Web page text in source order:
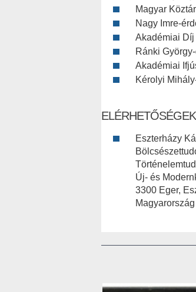
Magyar
Nagy Imre-
Akadémiai Díj
Ránki
Akadémiai
Kérolyi
ELÉRHETŐSÉGEK
Eszterházy
Új- és
3300 Eger,
Magyarország